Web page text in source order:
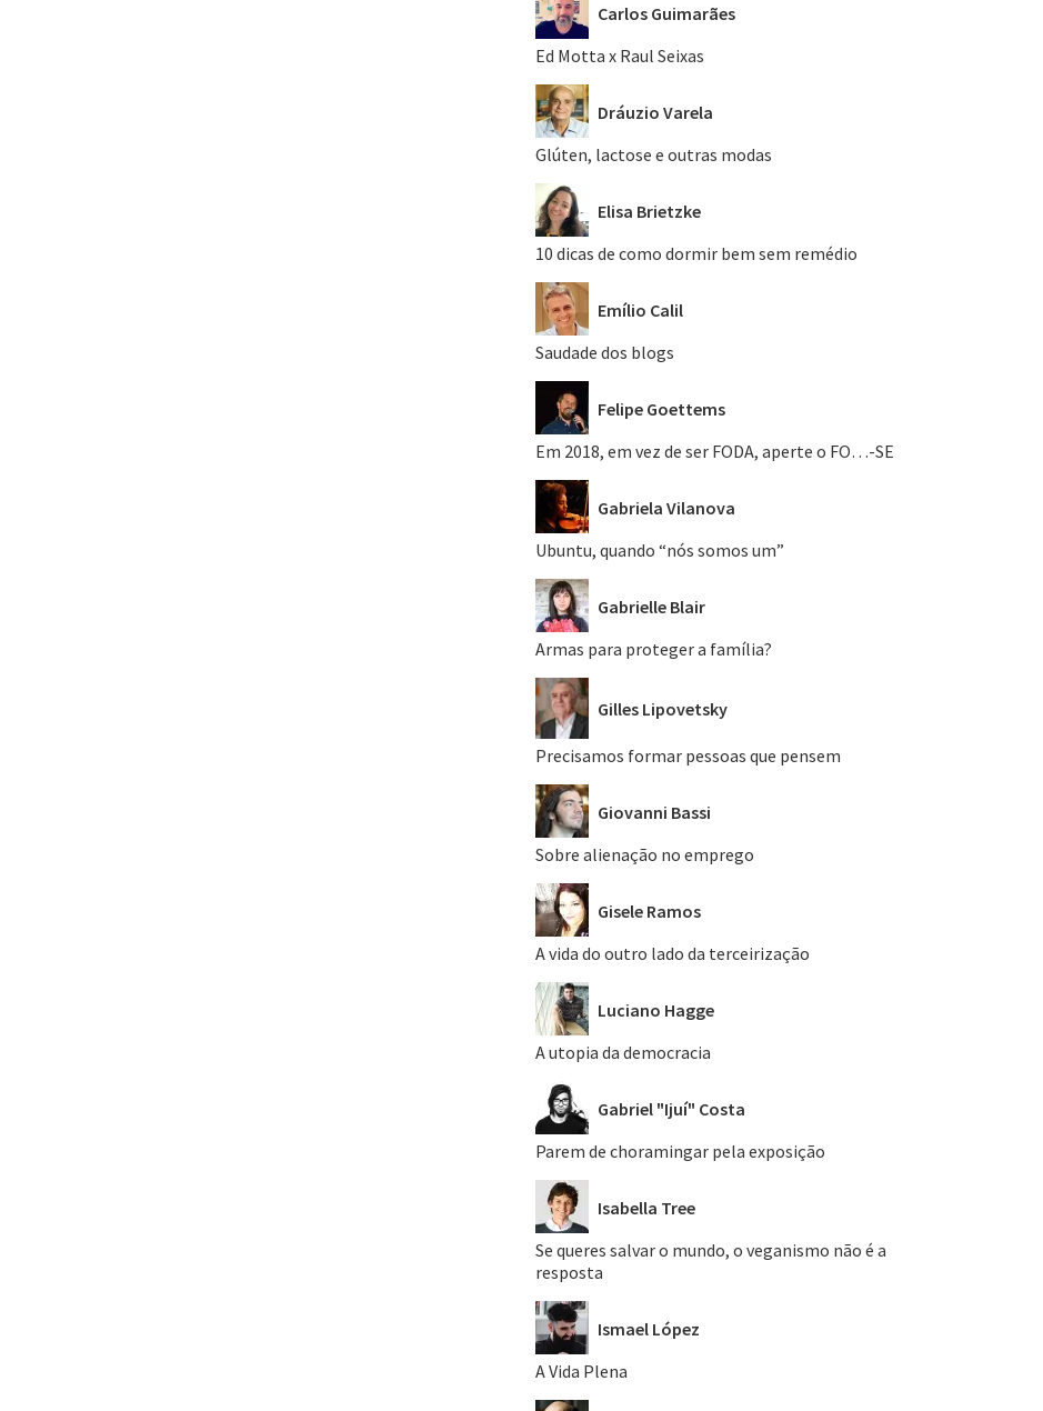
Carlos Guimarães
Ed Motta x Raul Seixas
Dráuzio Varela
Glúten, lactose e outras modas
Elisa Brietzke
10 dicas de como dormir bem sem remédio
Emílio Calil
Saudade dos blogs
Felipe Goettems
Em 2018, em vez de ser FODA, aperte o FO…-SE
Gabriela Vilanova
Ubuntu, quando “nós somos um”
Gabrielle Blair
Armas para proteger a família?
Gilles Lipovetsky
Precisamos formar pessoas que pensem
Giovanni Bassi
Sobre alienação no emprego
Gisele Ramos
A vida do outro lado da terceirização
Luciano Hagge
A utopia da democracia
Gabriel "Ijuí" Costa
Parem de choramingar pela exposição
Isabella Tree
Se queres salvar o mundo, o veganismo não é a
resposta
Ismael López
A Vida Plena